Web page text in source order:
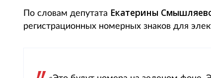
По словам депутата Екатерины
регистрационных номерных знаков для